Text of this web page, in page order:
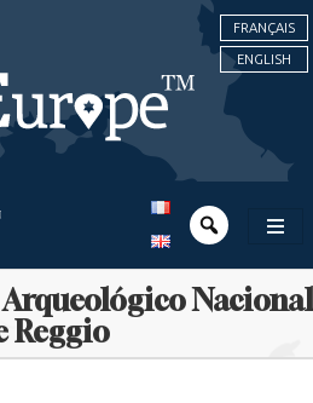
FRANÇAIS
ENGLISH
Nacional
Reggio